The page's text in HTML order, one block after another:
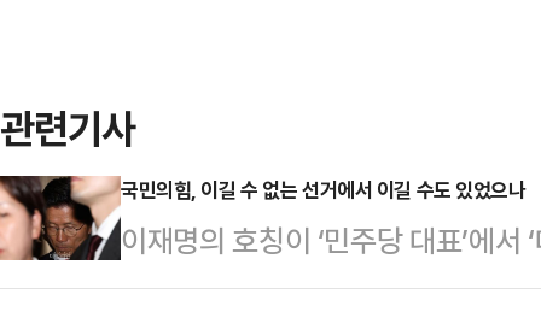
관련기사
국민의힘, 이길 수 없는 선거에서 이길 수도 있었으나
이재명의 호칭이 ‘민주당 대표’에
인 변화가 보수는 차마 믿어지지 않